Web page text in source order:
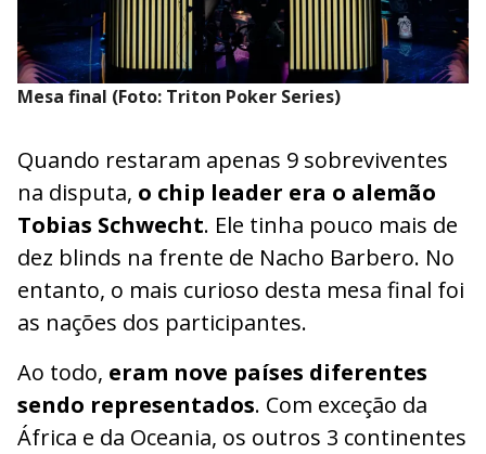
Mesa final (Foto: Triton Poker Series)
Quando restaram apenas 9 sobreviventes
na disputa, o chip leader era o alemão
Tobias Schwecht. Ele tinha pouco mais de
dez blinds na frente de Nacho Barbero. No
entanto, o mais curioso desta mesa final foi
as nações dos participantes.
Ao todo, eram nove países diferentes
sendo representados. Com exceção da
África e da Oceania, os outros 3 continentes